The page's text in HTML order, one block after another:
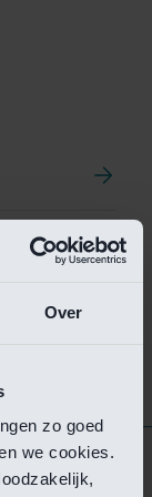
Over
zo goed
we cookies.